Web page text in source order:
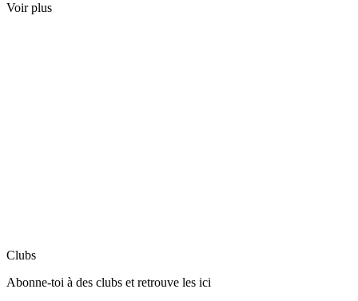
Voir plus
Clubs
Abonne-toi à des clubs et retrouve les ici